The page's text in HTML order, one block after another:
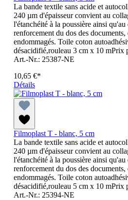
La bande textile sans acide et
240 µm d'épaisseur convient au
l'étanchéité à la poussière ainsi qu'au
renforcement du dos des documents,
endommagés. Toile coton
désacidifié,rouleau 3 cm x 10 mPrix
Art.-Nr.: 25387-NE
10,65 €*
Détails
Filmoplast T - blanc, 5 cm
La bande textile sans acide et
240 µm d'épaisseur convient au
l'étanchéité à la poussière ainsi qu'au
renforcement du dos des documents,
endommagés. Toile coton
désacidifié,rouleau 5 cm x 10 mPrix
Art.-Nr.: 25394-NE